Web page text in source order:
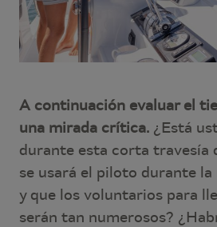
A continuación evaluar el
una mirada crítica. ¿Está
durante esta corta travesía
se usará el piloto durante
y que los voluntarios para
serán tan numerosos?